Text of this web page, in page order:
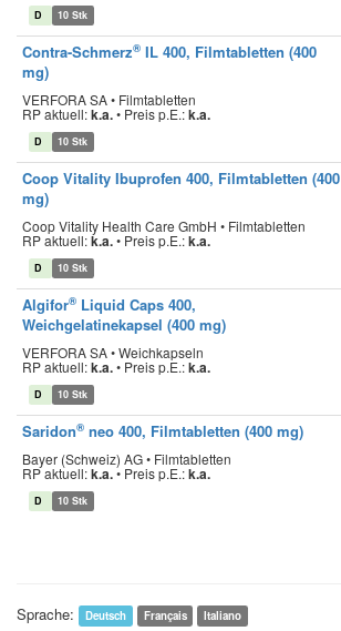
D 10 Stk
Contra-Schmerz® IL 400, Filmtabletten (400
mg)
VERFORA SA • Filmtabletten
RP aktuell:k.a.• Preis p.E.:k.a.
D 10 Stk
Coop Vitality Ibuprofen 400, Filmtabletten (400
mg)
Coop Vitality Health Care GmbH • Filmtabletten
RP aktuell:k.a.• Preis p.E.:k.a.
D 10 Stk
Algifor® Liquid Caps 400,
Weichgelatinekapsel (400 mg)
VERFORA SA • Weichkapseln
RP aktuell:k.a.• Preis p.E.:k.a.
D 10 Stk
Saridon® neo 400, Filmtabletten (400 mg)
Bayer (Schweiz) AG • Filmtabletten
RP aktuell:k.a.• Preis p.E.:k.a.
D 10 Stk
Sprache: Deutsch Français Italiano